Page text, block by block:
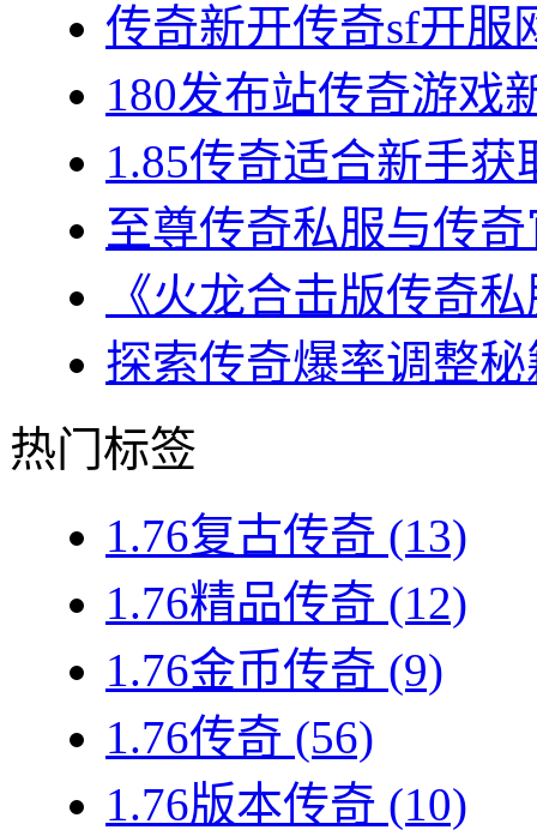
传奇新开传奇sf开服
180发布站传奇游戏
1.85传奇适合新手
至尊传奇私服与传
《火龙合击版传奇
探索传奇爆率调整
热门标签
1.76复古传奇 (13)
1.76精品传奇 (12)
1.76金币传奇 (9)
1.76传奇 (56)
1.76版本传奇 (10)